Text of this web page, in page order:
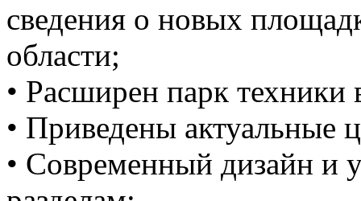
сведения о новых
области;
• Расширен парк техники
• Приведены актуальные
• Современный дизайн и